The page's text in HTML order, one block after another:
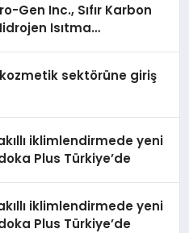
Gen Inc., Sıfır Karbon
Isıtma
sektörüne giriş
iklimlendirmede yeni
Plus Türkiye’de
iklimlendirmede yeni
Plus Türkiye’de